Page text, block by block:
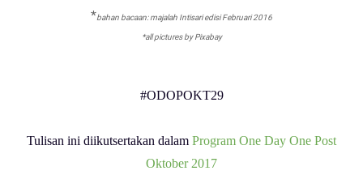
*bahan bacaan: majalah Intisari edisi Februari 2016
*all pictures by Pixabay
#ODOPOKT29
Tulisan ini diikutsertakan dalam Program One Day One Post
Oktober 2017